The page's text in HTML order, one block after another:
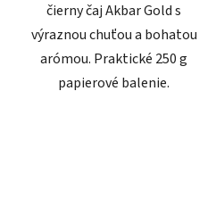
čierny čaj Akbar Gold s
výraznou chuťou a bohatou
arómou. Praktické 250 g
papierové balenie.